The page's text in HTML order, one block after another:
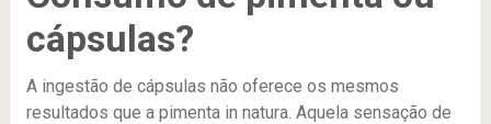
cápsulas?
A ingestão de cápsulas não oferece os mesmos
resultados que a pimenta in natura. Aquela sensação de